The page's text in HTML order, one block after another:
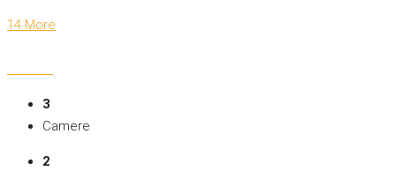
14 More
3
Camere
2